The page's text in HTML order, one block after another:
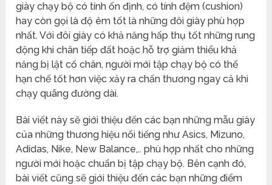
giày chạy bộ có tính ổn định, có tính đệm (cushion)
hay còn gọi là độ êm tốt là những đôi giày phù hợp
nhất. Với đôi giày có khả năng hấp thụ tốt những rung
động khi chân tiếp đất hoặc hỗ trợ giảm thiểu khả
năng bị lật cổ chân, người mới tập chạy bộ có thể
hạn chế tốt hơn việc xảy ra chấn thương ngay cả khi
chạy quãng đường dài.
Bài viết này sẽ giới thiệu đến các bạn những mẫu giày
của những thương hiệu nổi tiếng như Asics, Mizuno,
Adidas, Nike, New Balance,.. phù hợp nhất cho những
người mới hoặc chuẩn bị tập chạy bộ. Bên cạnh đó,
bài viết cũng sẽ giới thiệu đến các bạn những điểm